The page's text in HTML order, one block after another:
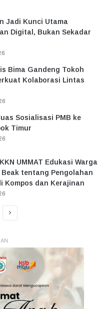
Jadi Kunci Utama
Digital, Bukan Sekadar
Bima Gandeng Tokoh
Kolaborasi Lintas
Sosialisasi PMB ke
Timur
UMMAT Edukasi Warga
Beak tentang Pengolahan
Kompos dan Kerajinan
Halaman